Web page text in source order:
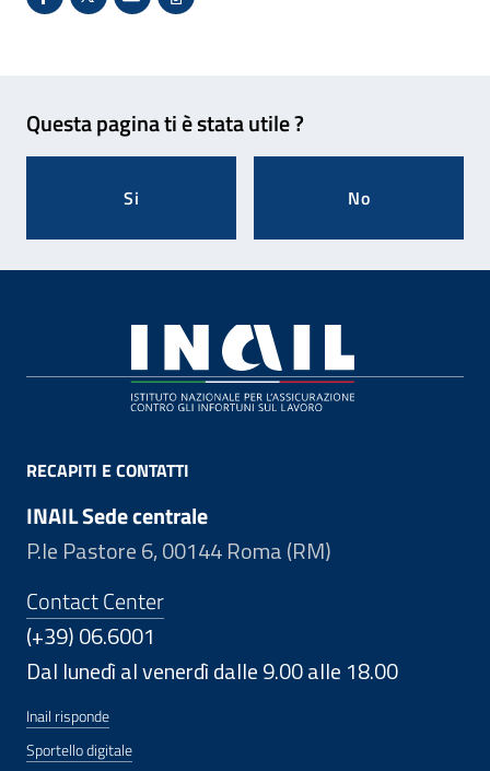
Condividi su Facebook - Sito esterno - Apertura in
X - Sito esterno - Apertura in nuova finestra
Invio Mail: apre il programma di posta
Stampa pagina: scelta meno
Questa pagina ti è stata utile ?
Si No
RECAPITI E CONTATTI
INAIL Sede centrale
P.le Pastore 6, 00144 Roma (RM)
Contact Center
(+39) 06.6001
Dal lunedì al venerdì dalle 9.00 alle 18.00
Inail risponde
Sportello digitale